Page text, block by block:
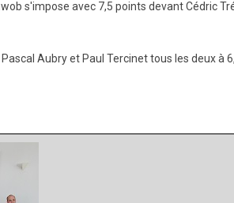
s'impose avec 7,5 points devant Cédric
Aubry et Paul Tercinet tous les deux à